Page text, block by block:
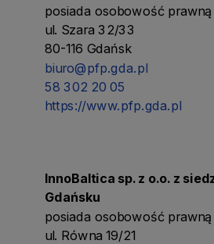
posiada osobowość prawną
ul. Szara 32/33
80-116 Gdańsk
biuro@pfp.gda.pl
58 302 20 05
https://www.pfp.gda.pl
InnoBaltica sp. z o.o. z
Gdańsku
posiada osobowość prawną
ul. Równa 19/21